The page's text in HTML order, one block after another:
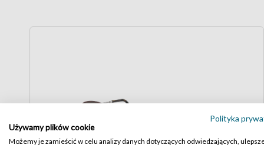
Polityka
Używamy plików cookie
Możemy je zamieścić w celu analizy danych dotyczących odwiedzających,